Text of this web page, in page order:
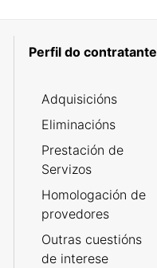
Perfil do contratante
Adquisicións
Eliminacións
Prestación de
Servizos
Homologación de
provedores
Outras cuestións
de interese